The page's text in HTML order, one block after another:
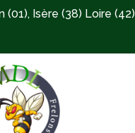
Isère (38) Loire (42)